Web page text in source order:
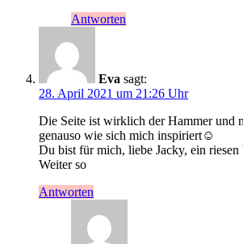
Antworten
Eva sagt:
28. April 2021 um 21:26 Uhr
Die Seite ist wirklich der Hammer und
genauso wie sich mich inspiriert☺️
Du bist für mich, liebe Jacky, ein
Weiter so
Antworten